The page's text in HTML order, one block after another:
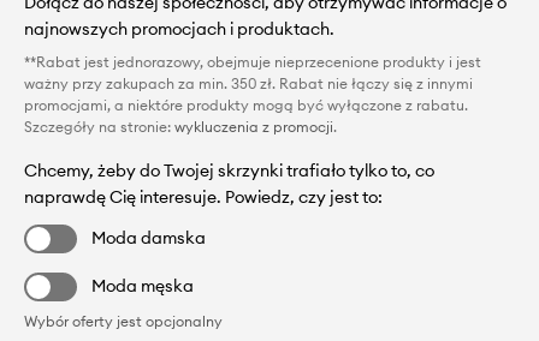
najnowszych promocjach i produktach.
**Rabat jest jednorazowy, obejmuje nieprzecenione produkty i jest
ważny przy zakupach za min. 350 zł. Rabat nie łączy się z innymi
promocjami, a niektóre produkty mogą być wyłączone z rabatu.
Szczegóły na stronie: wykluczenia z promocji.
Chcemy, żeby do Twojej skrzynki trafiało tylko to, co
naprawdę Cię interesuje. Powiedz, czy jest to:
Moda damska
Moda męska
Wybór oferty jest opcjonalny